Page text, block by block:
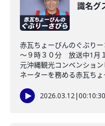
識名
赤瓦ちょーびんのぐぶり
～９時３０分 放送中1月
元沖縄観光コンベンショ
ネーターを務める赤瓦ち
2026.03.12|00:10:30